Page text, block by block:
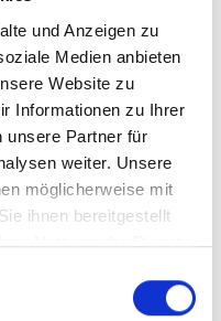
und Anzeigen zu
Medien anbieten
Website zu
Informationen zu Ihrer
unsere Partner für
weiter. Unsere
möglicherweise mit
ihnen bereitgestellt
Nutzung der Dienste
Kreuz